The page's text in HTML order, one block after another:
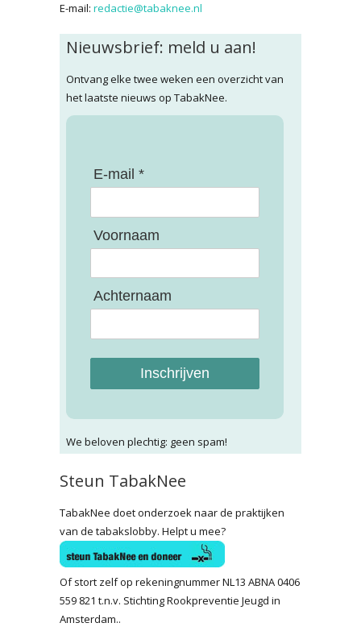
E-mail: redactie@tabaknee.nl
Nieuwsbrief: meld u aan!
Ontvang elke twee weken een overzicht van
het laatste nieuws op TabakNee.
E-mail *
Voornaam
Achternaam
Inschrijven
We beloven plechtig: geen spam!
Steun TabakNee
TabakNee doet onderzoek naar de praktijken
van de tabakslobby. Helpt u mee?
Of stort zelf op rekeningnummer NL13 ABNA 0406
559 821 t.n.v. Stichting Rookpreventie Jeugd in
Amsterdam..